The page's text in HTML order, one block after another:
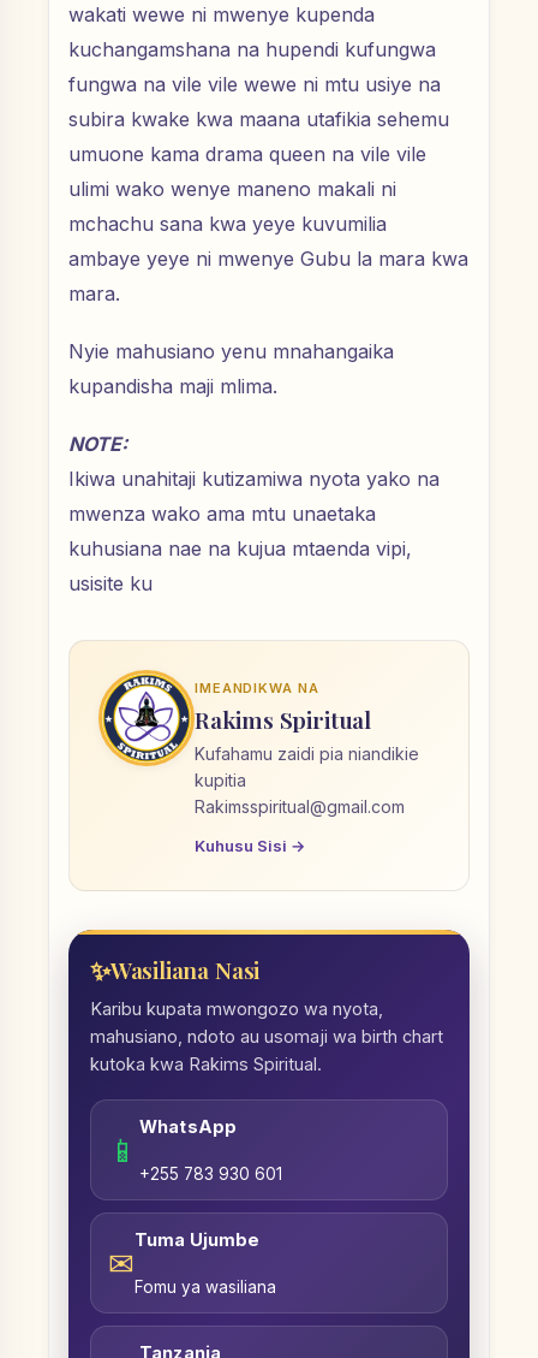
wakati wewe ni mwenye kupenda
kuchangamshana na hupendi kufungwa
fungwa na vile vile wewe ni mtu usiye na
subira kwake kwa maana utafikia sehemu
umuone kama drama queen na vile vile
ulimi wako wenye maneno makali ni
mchachu sana kwa yeye kuvumilia
ambaye yeye ni mwenye Gubu la mara kwa
mara.
Nyie mahusiano yenu mnahangaika
kupandisha maji mlima.
NOTE:
Ikiwa unahitaji kutizamiwa nyota yako na
mwenza wako ama mtu unaetaka
kuhusiana nae na kujua mtaenda vipi,
usisite ku
IMEANDIKWA NA
Rakims Spiritual
Kufahamu zaidi pia niandikie
kupitia
Rakimsspiritual@gmail.com
Kuhusu Sisi →
Wasiliana Nasi
Karibu kupata mwongozo wa nyota,
mahusiano, ndoto au usomaji wa birth chart
kutoka kwa Rakims Spiritual.
📱
WhatsApp
+255 783 930 601
✉
Tuma Ujumbe
Fomu ya wasiliana
Tanzania